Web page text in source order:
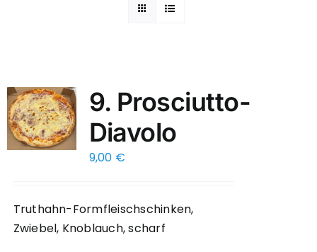
9. Prosciutto-
Diavolo
9,00 €
Truthahn-Formfleischschinken,
Zwiebel, Knoblauch, scharf